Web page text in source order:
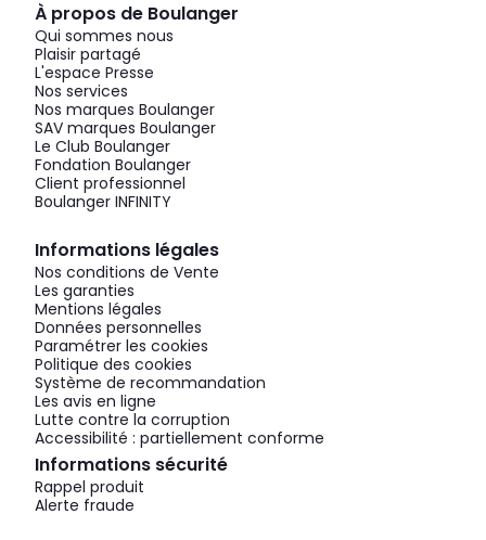
À propos de Boulanger
Qui sommes nous
Plaisir partagé
L'espace Presse
Nos services
Nos marques Boulanger
SAV marques Boulanger
Le Club Boulanger
Fondation Boulanger
Client professionnel
Boulanger INFINITY
Informations légales
Nos conditions de Vente
Les garanties
Mentions légales
Données personnelles
Paramétrer les cookies
Politique des cookies
Système de recommandation
Les avis en ligne
Lutte contre la corruption
Accessibilité : partiellement conforme
Informations sécurité
Rappel produit
Alerte fraude